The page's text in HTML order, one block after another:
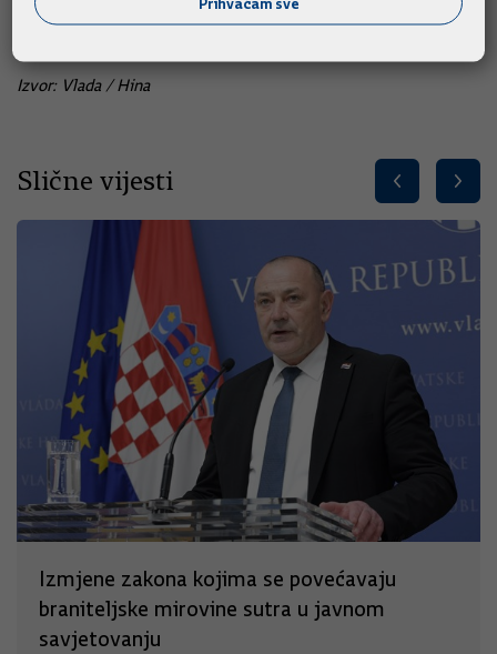
prosinca.
Izvor: Vlada / Hina
Slične vijesti
Izmjene zakona kojima se povećavaju
braniteljske mirovine sutra u javnom
savjetovanju